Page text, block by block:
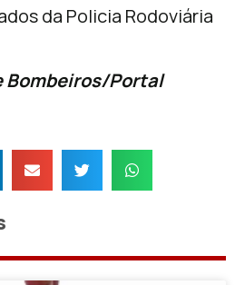
da Policia Rodoviária
Bombeiros/Portal